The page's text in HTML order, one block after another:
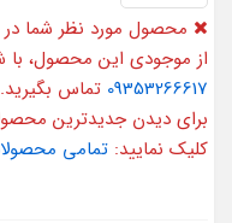
محصول مورد نظر شما
از موجودی این محصول، با
09353266617 تماس بگیرید.
برای دیدن جدیدترین
کلیک نمایید: تمامی